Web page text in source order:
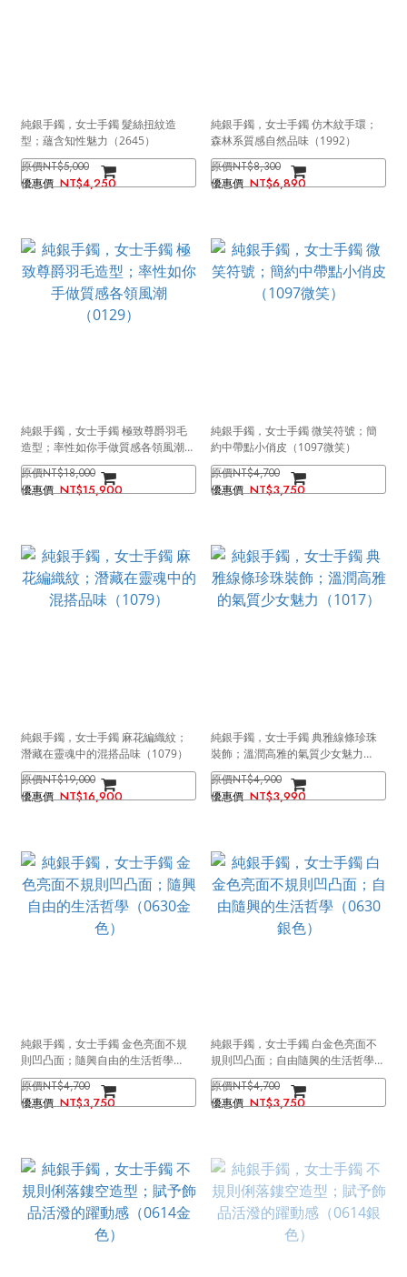
純銀手鐲，女士手鐲 髮絲扭紋造
型；蘊含知性魅力（2645）
NT$5,000
NT$4,250
純銀手鐲，女士手鐲 仿木紋手環；
森林系質感自然品味（1992）
NT$8,300
NT$6,890
純銀手鐲，女士手鐲 極致尊爵羽毛
造型；率性如你手做質感各領風潮
（0129）
NT$18,000
NT$15,900
純銀手鐲，女士手鐲 微笑符號；簡
約中帶點小俏皮（1097微笑）
NT$4,700
NT$3,750
純銀手鐲，女士手鐲 麻花編織紋；
潛藏在靈魂中的混搭品味（1079）
NT$19,000
NT$16,900
純銀手鐲，女士手鐲 典雅線條珍珠
裝飾；溫潤高雅的氣質少女魅力
（1017）
NT$4,900
NT$3,990
純銀手鐲，女士手鐲 金色亮面不規
則凹凸面；隨興自由的生活哲學
（0630金色）
NT$4,700
NT$3,750
純銀手鐲，女士手鐲 白金色亮面不
規則凹凸面；自由隨興的生活哲學
（0630銀色）
NT$4,700
NT$3,750